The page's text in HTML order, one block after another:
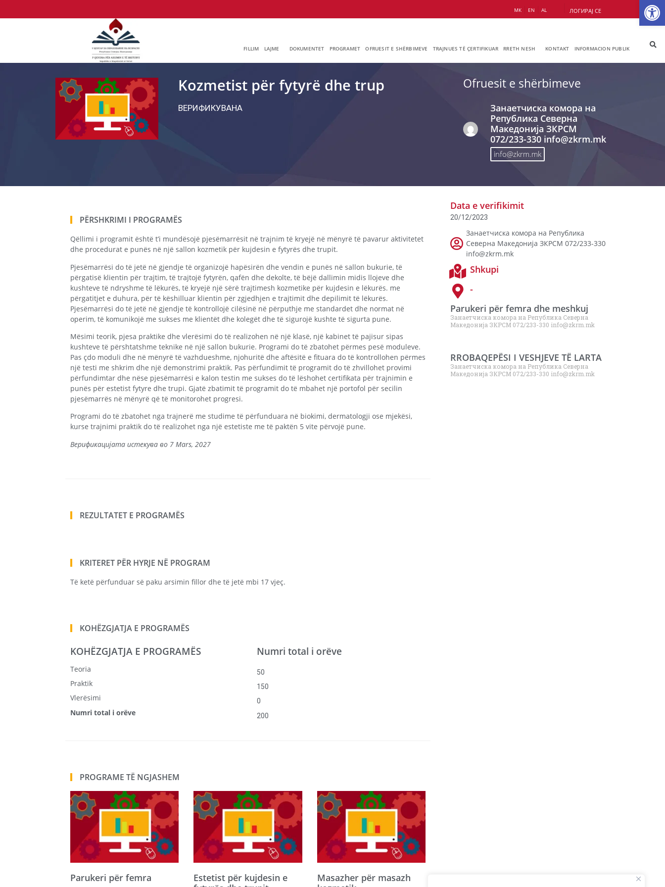
МК EN AL ЛОГИРАЈ СЕ
FILLIM LAJME DOKUMENTET PROGRAMET OFRUESIT E SHËRBIMEVE TRAJNUES TË ÇERTIFIKUAR RRETH NESH KONTAKT INFORMACION PUBLIK
Kozmetist për fytyrë dhe trup
ВЕРИФИКУВАНА
Ofruesit e shërbimeve
Занаетчиска комора на
Република Северна
Македонија ЗКРСМ
072/233-330 info@zkrm.mk
info@zkrm.mk
PËRSHKRIMI I PROGRAMËS
Qëllimi i programit është t’i mundësojë pjesëmarrësit në trajnim të kryejë në mënyrë të pavarur aktivitetet
dhe procedurat e punës në një sallon kozmetik për kujdesin e fytyrës dhe trupit.
Pjesëmarrësi do të jetë në gjendje të organizojë hapësirën dhe vendin e punës në sallon bukurie, të
përgatisë klientin për trajtim, të trajtojë fytyrën, qafën dhe dekolte, të bëjë dallimin midis llojeve dhe
kushteve të ndryshme të lëkurës, të kryejë një sërë trajtimesh kozmetike për kujdesin e lëkurës. me
përgatitjet e duhura, për të këshilluar klientin për zgjedhjen e trajtimit dhe depilimit të lëkurës.
Pjesëmarrësi do të jetë në gjendje të kontrollojë cilësinë në përputhje me standardet dhe normat në
operim, të komunikojë me sukses me klientët dhe kolegët dhe të sigurojë kushte të sigurta pune.
Mësimi teorik, pjesa praktike dhe vlerësimi do të realizohen në një klasë, një kabinet të pajisur sipas
kushteve të përshtatshme teknike në një sallon bukurie. Programi do të zbatohet përmes pesë moduleve.
Pas çdo moduli dhe në mënyrë të vazhdueshme, njohuritë dhe aftësitë e fituara do të kontrollohen përmes
një testi me shkrim dhe një demonstrimi praktik. Pas përfundimit të programit do të zhvillohet provimi
përfundimtar dhe nëse pjesëmarrësi e kalon testin me sukses do të lëshohet certifikata për trajnimin e
punës për estetist fytyre dhe trupi. Gjatë zbatimit të programit do të mbahet një portofol për secilin
pjesëmarrës në mënyrë që të monitorohet progresi.
Programi do të zbatohet nga trajnerë me studime të përfunduara në biokimi, dermatologji ose mjekësi,
kurse trajnimi praktik do të realizohet nga një estetiste me të paktën 5 vite përvojë pune.
Верификацијата истекува во 7 Mars, 2027
REZULTATET E PROGRAMËS
KRITERET PËR HYRJE NË PROGRAM
Të ketë përfunduar së paku arsimin fillor dhe të jetë mbi 17 vjeç.
KOHËZGJATJA E PROGRAMËS
KOHËZGJATJA E PROGRAMËS
Teoria
Numri total i orëve
50
Praktik 150
Vlerësimi 0
Numri total i orëve 200
PROGRAME TË NGJASHEM
Parukeri për femra
Estetist për kujdesin e
Masazher për masazh
Data e verifikimit
20/12/2023
Занаетчиска комора на Република
Северна Македонија ЗКРСМ 072/233-330
info@zkrm.mk
Shkupi
-
Parukeri për femra dhe meshkuj
Занаетчиска комора на Република Северна
Македонија ЗКРСМ 072/233-330 info@zkrm.mk
RROBAQEPËSI I VESHJEVE TË LARTA
Занаетчиска комора на Република Северна
Македонија ЗКРСМ 072/233-330 info@zkrm.mk